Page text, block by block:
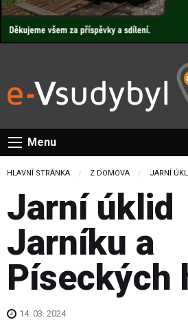
Menu
HLAVNÍ STRÁNKA Z DOMOVA CURRENT:
JARNÍ
Jarní úklid
Jarníku a
Píseckých
14. 03. 2024